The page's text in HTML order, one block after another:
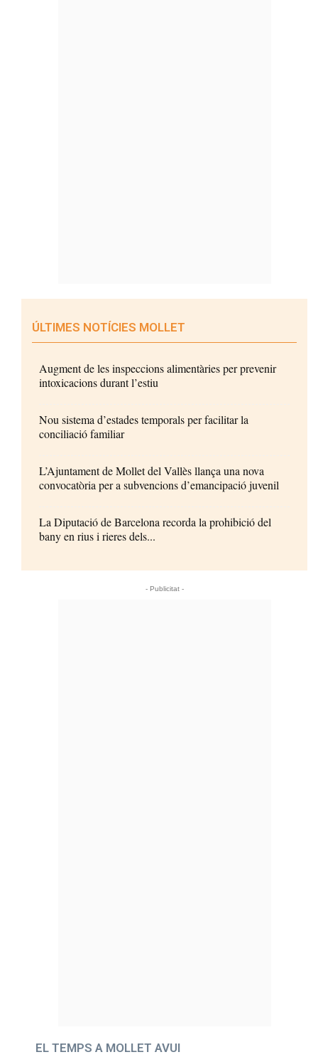
ÚLTIMES NOTÍCIES MOLLET
Augment de les inspeccions alimentàries per prevenir
intoxicacions durant l’estiu
Nou sistema d’estades temporals per facilitar la
conciliació familiar
L’Ajuntament de Mollet del Vallès llança una nova
convocatòria per a subvencions d’emancipació juvenil
La Diputació de Barcelona recorda la prohibició del
bany en rius i rieres dels...
- Publicitat -
EL TEMPS A MOLLET AVUI